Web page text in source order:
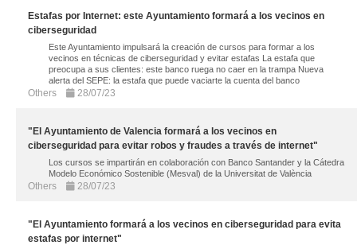
Estafas por Internet: este Ayuntamiento formará a los vecinos en
ciberseguridad
Este Ayuntamiento impulsará la creación de cursos para formar a los
vecinos en técnicas de ciberseguridad y evitar estafas La estafa que
preocupa a sus clientes: este banco ruega no caer en la trampa Nueva
alerta del SEPE: la estafa que puede vaciarte la cuenta del banco
Others 28/07/23
"El Ayuntamiento de Valencia formará a los vecinos en
ciberseguridad para evitar robos y fraudes a través de internet"
Los cursos se impartirán en colaboración con Banco Santander y la Cátedra
Modelo Económico Sostenible (Mesval) de la Universitat de València
Others 28/07/23
"El Ayuntamiento formará a los vecinos en ciberseguridad para evita
estafas por internet"